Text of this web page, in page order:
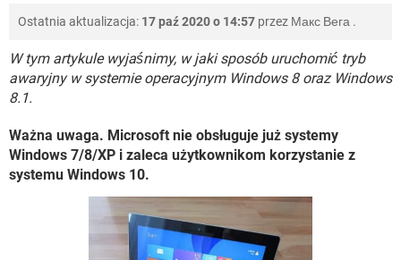
INSTAGRAM FACEBOOK
WINDOWS 10
INSTAGRAM FACEBOOK
WINDOWS 10
COVID-19 TIKTOK
GRY WHATSAPP
SPOTIFY NETFLIX
WINDOWS 10
COVID-19 TIKTOK
GRY
SPOTIFY NETFLIX
INSTAGRAM FACEBOOK
Ostatnia aktualizacja: 17 paź 2020 o 14:57 przez Макс Вега .
W tym artykule wyjaśnimy, w jaki sposób uruchomić tryb
awaryjny w systemie operacyjnym Windows 8 oraz Windows
8.1.
Ważna uwaga. Microsoft nie obsługuje już systemy
Windows 7/8/XP i zaleca użytkownikom korzystanie z
systemu Windows 10.